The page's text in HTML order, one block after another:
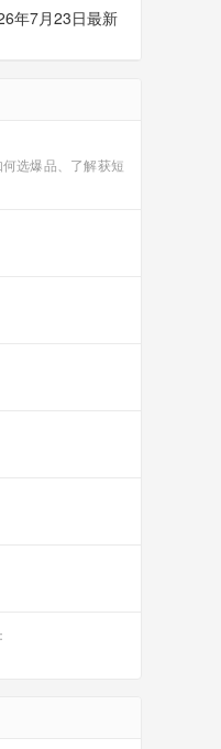
年7月23日最新
选爆品、了解获短